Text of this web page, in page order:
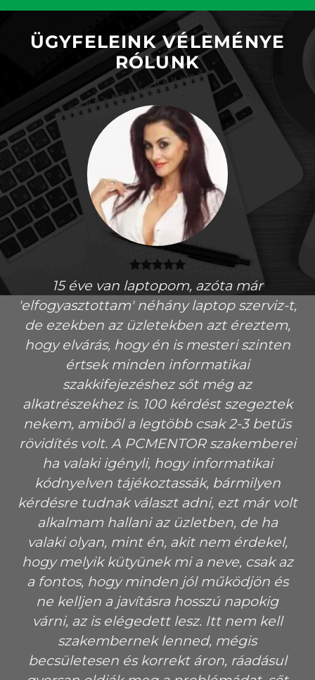
ÜGYFELEINK VÉLEMÉNYE
RÓLUNK
15 éve van laptopom, azóta már
'elfogyasztottam' néhány laptop szerviz-t,
de ezekben az üzletekben azt éreztem,
hogy elvárás, hogy én is mesteri szinten
értsek minden informatikai
szakkifejezéshez sőt még az
alkatrészekhez is. 100 kérdést szegeztek
nekem, amiből a legtöbb csak 2-3 betűs
rövidítés volt. A PCMENTOR szakemberei
ha valaki igényli, hogy informatikai
kódnyelven tájékoztassák, bármilyen
kérdésre tudnak választ adni, ezt már volt
alkalmam hallani az üzletben, de ha
valaki olyan, mint én, akit nem érdekel,
hogy melyik kütyünek mi a neve, csak az
a fontos, hogy minden jól működjön és
ne kelljen a javításra hosszú napokig
várni, az is elégedett lesz. Itt nem kell
szakembernek lenned, mégis
becsületesen és korrekt áron, ráadásul